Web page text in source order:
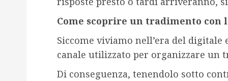
Come scoprire un tradimento con
Siccome viviamo nell’era del
canale utilizzato per organizzare
Di conseguenza, tenendolo sotto